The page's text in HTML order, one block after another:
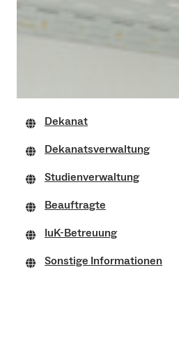
Dekanat
Dekanatsverwaltung
Studienverwaltung
Beauftragte
IuK-Betreuung
Sonstige Informationen